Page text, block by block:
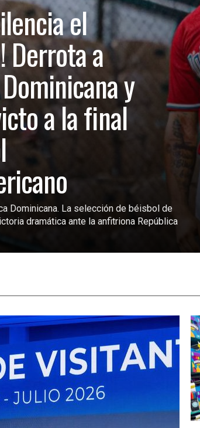
el
Derrota a
y
a la final
Dominicana. La selección de béisbol de
dramática ante la anfitriona República